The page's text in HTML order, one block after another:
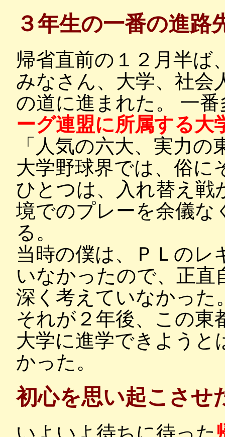
３年生の一番の進路
帰省直前の１２月半ば
みなさん、大学、社会
の道に進まれた。 一
ーグ連盟に所属する大
「人気の六大、実力の
大学野球界では、俗に
ひとつは、入れ替え戦
境でのプレーを余儀な
る。
当時の僕は、ＰＬのレ
いなかったので、正直
深く考えていなかった
それが２年後、この東
大学に進学できようと
かった。
初心を思い起こさせ
いよいよ待ちに待った